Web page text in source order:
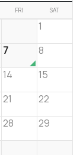
FRI SAT
1
7
8
14
15
21
22
28
29